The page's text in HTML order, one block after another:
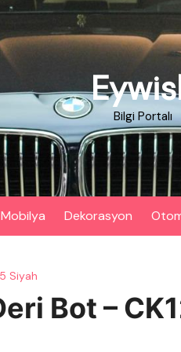
Bilgi Portalı
Mobilya Dekorasyon
Siyah
Bot –